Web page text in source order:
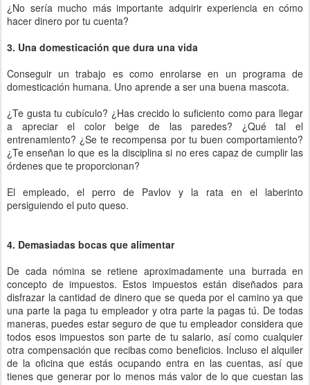
¿No sería mucho más importante adquirir experiencia en cómo
hacer dinero por tu cuenta?
3. Una domesticación que dura una vida
Conseguir un trabajo es como enrolarse en un programa de
domesticación humana. Uno aprende a ser una buena mascota.
¿Te gusta tu cubículo? ¿Has crecido lo suficiento como para llegar
a apreciar el color beige de las paredes? ¿Qué tal el
entrenamiento? ¿Se te recompensa por tu buen comportamiento?
¿Te enseñan lo que es la disciplina si no eres capaz de cumplir las
órdenes que te proporcionan?
El empleado, el perro de Pavlov y la rata en el laberinto
persiguiendo el puto queso.
4. Demasiadas bocas que alimentar
De cada nómina se retiene aproximadamente una burrada en
concepto de impuestos. Estos impuestos están diseñados para
disfrazar la cantidad de dinero que se queda por el camino ya que
una parte la paga tu empleador y otra parte la pagas tú. De todas
maneras, puedes estar seguro de que tu empleador considera que
todos esos impuestos son parte de tu salario, así como cualquier
otra compensación que recibas como beneficios. Incluso el alquiler
de la oficina que estás ocupando entra en las cuentas, así que
tienes que generar por lo menos más valor de lo que cuestan las